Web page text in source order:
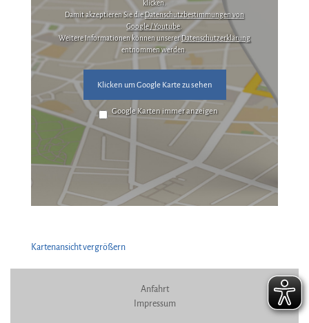
klicken.
Damit akzeptieren Sie dieDatenschutzbestimmungen von
Google / Youtube.
Weitere Informationen können unsererDatenschutzerklärung
entnommen werden.
Klicken um Google Karte zu sehen
Google Karten immer anzeigen
Kartenansicht vergrößern
Anfahrt
Impressum